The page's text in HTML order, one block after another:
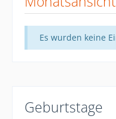
Es wurden keine
Geburtstage